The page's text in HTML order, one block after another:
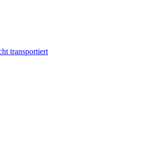
transportiert